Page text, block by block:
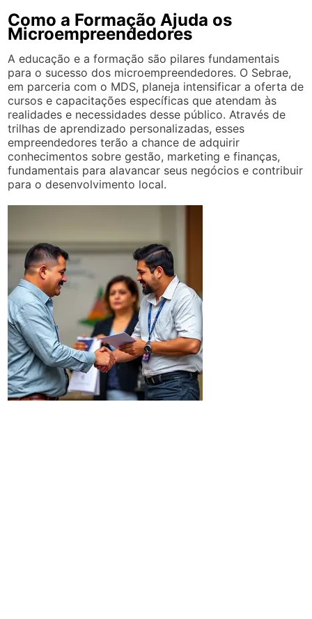
Como a Formação Ajuda os
Microempreendedores
A educação e a formação são pilares fundamentais
para o sucesso dos microempreendedores. O Sebrae,
em parceria com o MDS, planeja intensificar a oferta de
cursos e capacitações específicas que atendam às
realidades e necessidades desse público. Através de
trilhas de aprendizado personalizadas, esses
empreendedores terão a chance de adquirir
conhecimentos sobre gestão, marketing e finanças,
fundamentais para alavancar seus negócios e contribuir
para o desenvolvimento local.